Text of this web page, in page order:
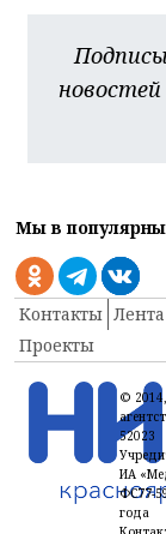
Мы в
Контакты
Проекты
©
52023
ИА
ФС77-
года